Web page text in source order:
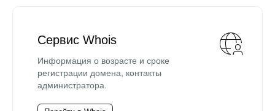
Сервис Whois
Информация о возрасте и сроке
регистрации домена, контакты
администратора.